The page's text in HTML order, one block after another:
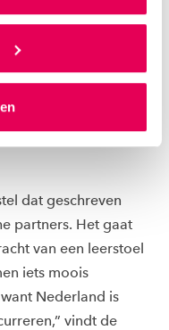
geef je ons
media en
plaatsen. Lees
kun je ook zelf
Je kunt je
via
Schueren
en Leefstijl
dat geschreven
partners. Het gaat
van een leerstoel
iets moois
Nederland is
vindt de